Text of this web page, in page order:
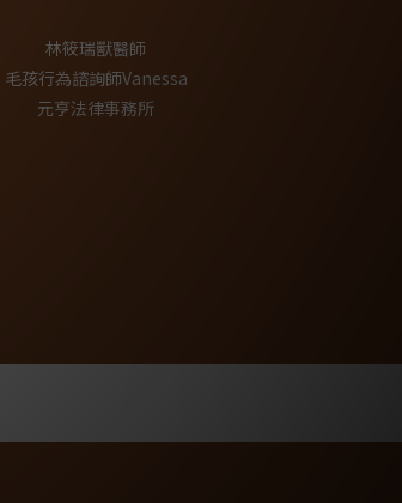
林筱瑞獸醫師
毛孩行為諮詢師Vanessa
元亨法律事務所